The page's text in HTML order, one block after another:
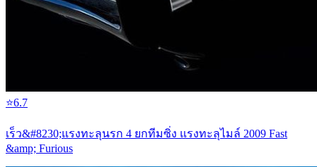
⭐6.7
เร็ว&#8230;แรงทะลุนรก 4 ยกทีมซิ่ง แรงทะลุไมล์ 2009 Fast
&amp; Furious